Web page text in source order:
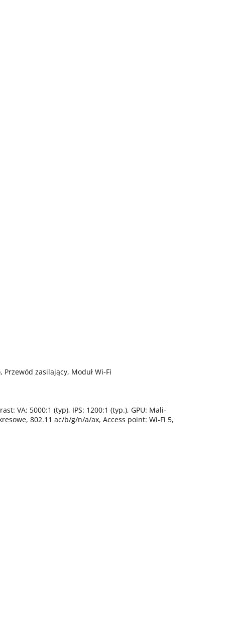
zasilający, Moduł Wi-Fi
VA: 5000:1 (typ), IPS: 1200:1 (typ.), GPU: Mali-
802.11 ac/b/g/n/a/ax, Access point: Wi-Fi 5,